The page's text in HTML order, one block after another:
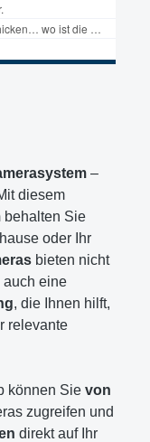
–
diesem
behalten Sie
oder Ihr
bieten nicht
auch eine
, die Ihnen hilft,
relevante
können Sie von
zugreifen und
direkt auf Ihr